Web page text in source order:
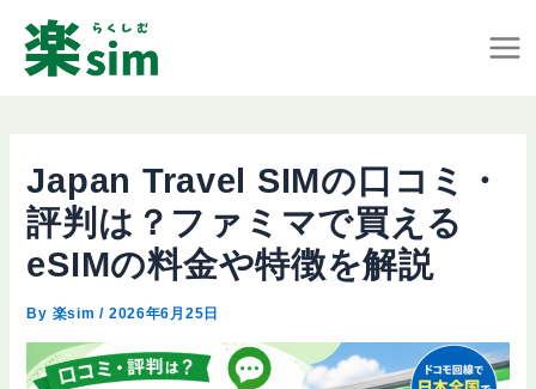
Japan Travel SIMの口コミ・
評判は？ファミマで買える
eSIMの料金や特徴を解説
By 楽sim/ 2026年6月25日